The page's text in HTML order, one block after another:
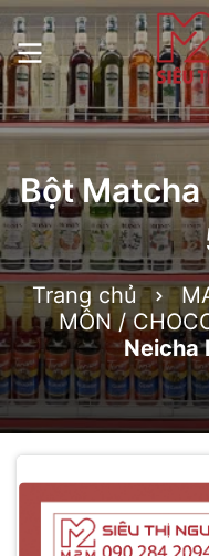
Bột Matcha
Trang chủ
MÔN /
Neicha